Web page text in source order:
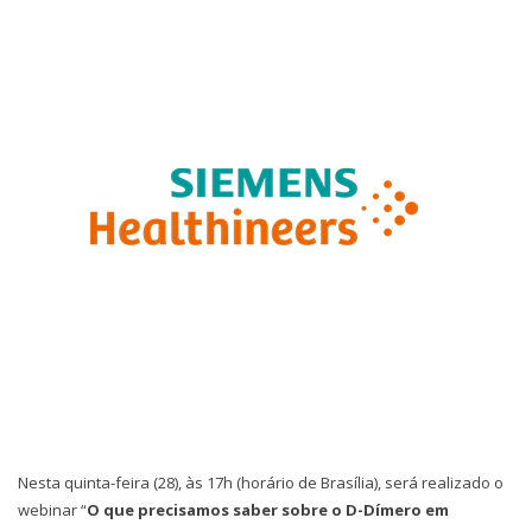
Nesta quinta-feira (28), às 17h (horário de Brasília), será realizado o
webinar “O que precisamos saber sobre o D-Dímero em